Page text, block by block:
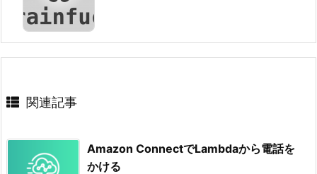
関連記事
Amazon ConnectでLambdaから電話を
かける